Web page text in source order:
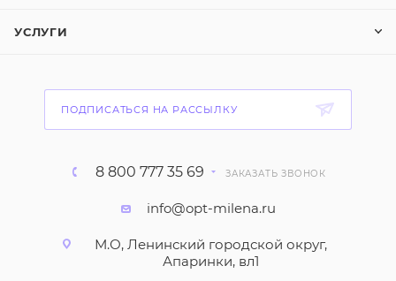
УСЛУГИ
ПОДПИСАТЬСЯ НА РАССЫЛКУ
8 800 777 35 69 ЗАКАЗАТЬ ЗВОНОК
info@opt-milena.ru
М.О, Ленинский городской округ,
Апаринки, вл1